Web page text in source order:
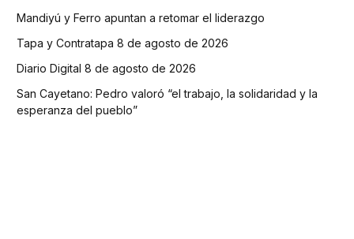
Mandiyú y Ferro apuntan a retomar el liderazgo
Tapa y Contratapa 8 de agosto de 2026
Diario Digital 8 de agosto de 2026
San Cayetano: Pedro valoró “el trabajo, la solidaridad y la
esperanza del pueblo”